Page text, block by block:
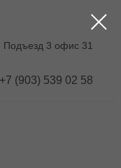
Подъезд 3 офис 31
+7 (903) 539 02 58